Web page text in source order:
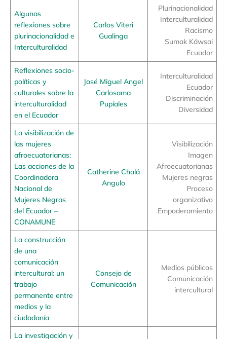
Algunas
reflexiones sobre
plurinacionalidad e
Interculturalidad
Carlos Viteri
Gualinga
Plurinacionalidad
Interculturalidad
Racismo
Sumak Káwsai
Ecuador
Reflexiones socio-
políticas y
culturales sobre la
interculturalidad
en el Ecuador
José Miguel Angel
Carlosama
Pupíales
Interculturalidad
Ecuador
Discriminación
Diversidad
La visibilización de
las mujeres
afroecuatorianas:
Las acciones de la
Coordinadora
Nacional de
Mujeres Negras
del Ecuador –
CONAMUNE
Catherine Chalá
Angulo
Visibilización
Imagen
Afroecuatorianas
Mujeres negras
Proceso
organizativo
Empoderamiento
La construcción
de una
comunicación
intercultural: un
trabajo
permanente entre
medios y la
ciudadanía
Consejo de
Comunicación
Medios públicos
Comunicación
intercultural
La investigación y